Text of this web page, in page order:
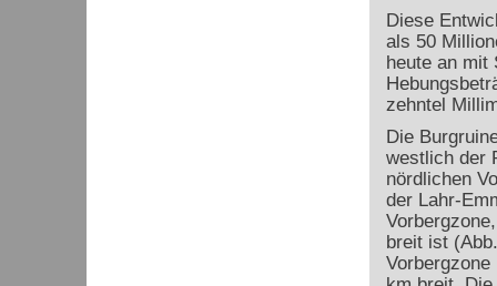
Diese
als 50
heute an mit
zehntel
Die
westlich der
nördlichen
der Lahr-
breit ist